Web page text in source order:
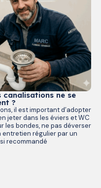
canalisations ne se
?
il est important d’adopter
jeter dans les éviers et WC
les bondes, ne pas déverser
entretien régulier par un
recommandé